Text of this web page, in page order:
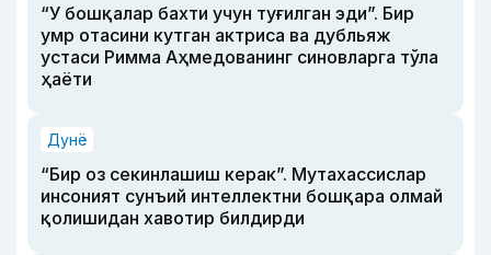
“У бошқалар бахти учун туғилган эди”. Бир
умр отасини кутган актриса ва дубльяж
устаси Римма Аҳмедованинг синовларга тўла
ҳаёти
Дунё
“Бир оз секинлашиш керак”. Мутахассислар
инсоният сунъий интеллектни бошқара олмай
қолишидан хавотир билдирди